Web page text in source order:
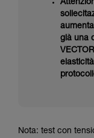
già una
Nota: test con